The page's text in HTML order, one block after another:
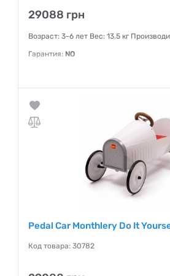
29088 грн
Возраст: 3-6 лет Вес: 13.5 кг
Гарантия: NO
Pedal Car Monthlery Do It
Код товара: 30782